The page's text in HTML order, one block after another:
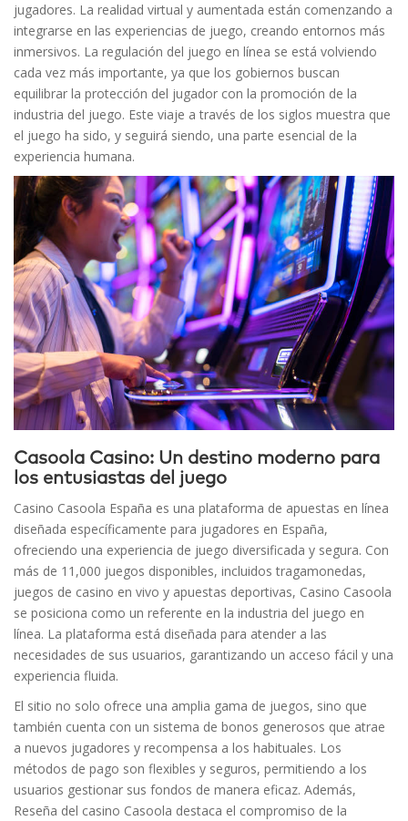
jugadores. La realidad virtual y aumentada están comenzando a
integrarse en las experiencias de juego, creando entornos más
inmersivos. La regulación del juego en línea se está volviendo
cada vez más importante, ya que los gobiernos buscan
equilibrar la protección del jugador con la promoción de la
industria del juego. Este viaje a través de los siglos muestra que
el juego ha sido, y seguirá siendo, una parte esencial de la
experiencia humana.
Casoola Casino: Un destino moderno para
los entusiastas del juego
Casino Casoola España es una plataforma de apuestas en línea
diseñada específicamente para jugadores en España,
ofreciendo una experiencia de juego diversificada y segura. Con
más de 11,000 juegos disponibles, incluidos tragamonedas,
juegos de casino en vivo y apuestas deportivas, Casino Casoola
se posiciona como un referente en la industria del juego en
línea. La plataforma está diseñada para atender a las
necesidades de sus usuarios, garantizando un acceso fácil y una
experiencia fluida.
El sitio no solo ofrece una amplia gama de juegos, sino que
también cuenta con un sistema de bonos generosos que atrae
a nuevos jugadores y recompensa a los habituales. Los
métodos de pago son flexibles y seguros, permitiendo a los
usuarios gestionar sus fondos de manera eficaz. Además,
Reseña del casino Casoola destaca el compromiso de la